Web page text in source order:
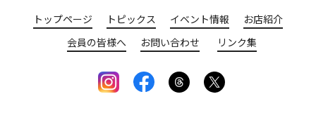
トップページ トピックス イベント情報
お店紹介
会員の皆様へ
お問い合わせ リンク集